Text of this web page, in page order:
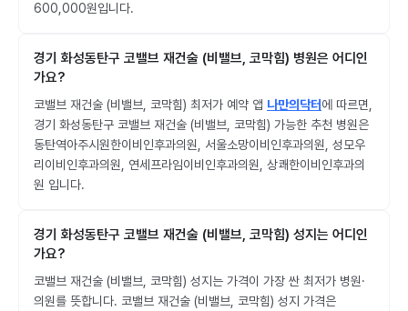
600,000원입니다.
경기 화성동탄구 코밸브 재건술 (비밸브, 코막힘) 병원은 어디인
가요?
코밸브 재건술 (비밸브, 코막힘) 최저가 예약 앱 나만의닥터에 따르면,
경기 화성동탄구 코밸브 재건술 (비밸브, 코막힘) 가능한 추천 병원은
동탄역아주시원한이비인후과의원, 서울소망이비인후과의원, 성모우
리이비인후과의원, 연세프라임이비인후과의원, 상쾌한이비인후과의
원 입니다.
경기 화성동탄구 코밸브 재건술 (비밸브, 코막힘) 성지는 어디인
가요?
코밸브 재건술 (비밸브, 코막힘) 성지는 가격이 가장 싼 최저가 병원·
의원를 뜻합니다. 코밸브 재건술 (비밸브, 코막힘) 성지 가격은